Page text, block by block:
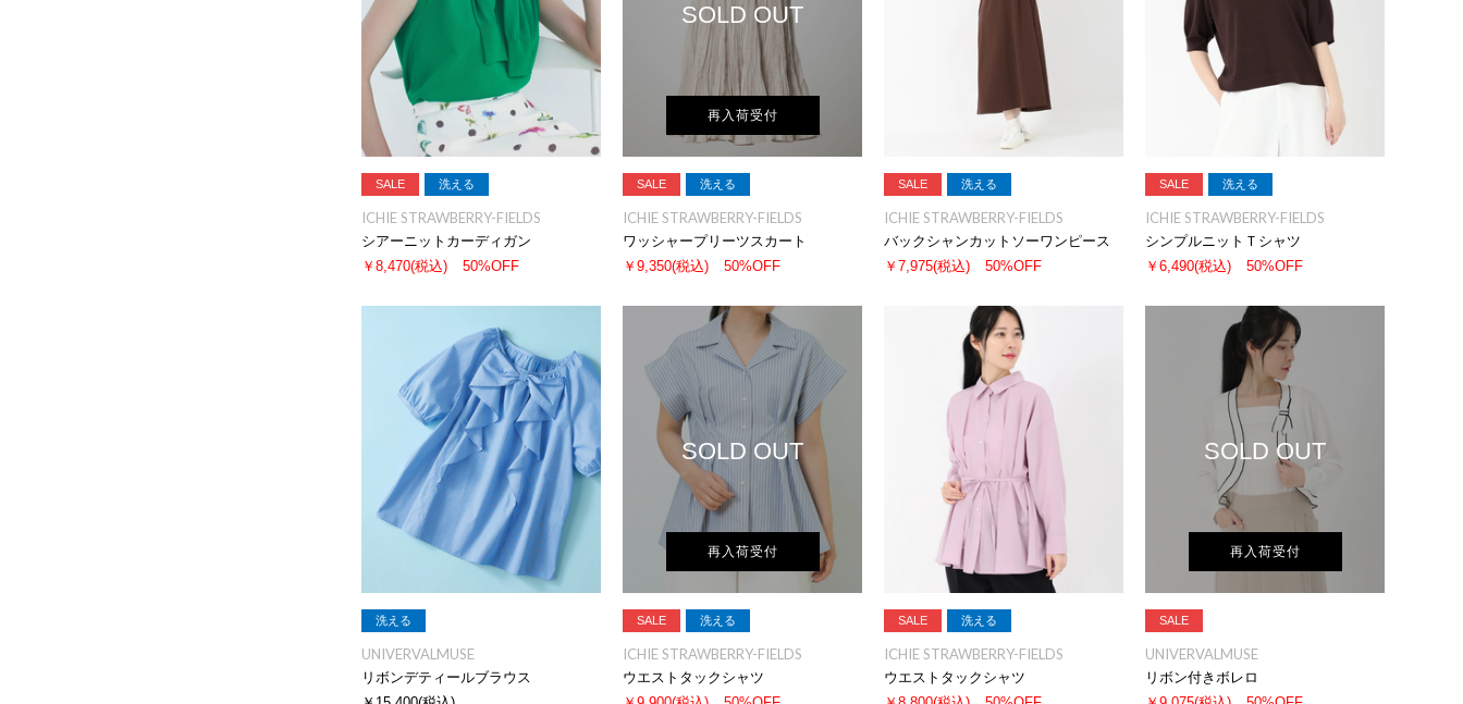
SALE 洗える
ICHIE STRAWBERRY-FIELDS
シアーニットカーディガン
￥8,470(税込) 50%OFF
SOLD OUT
再入荷受付
SALE 洗える
ICHIE STRAWBERRY-FIELDS
ワッシャープリーツスカート
￥9,350(税込) 50%OFF
SALE 洗える
ICHIE STRAWBERRY-FIELDS
バックシャンカットソーワンピース
￥7,975(税込) 50%OFF
SALE 洗える
ICHIE STRAWBERRY-FIELDS
シンプルニットＴシャツ
￥6,490(税込) 50%OFF
洗える
UNIVERVALMUSE
リボンデティールブラウス
SOLD OUT
再入荷受付
SALE 洗える
ICHIE STRAWBERRY-FIELDS
ウエストタックシャツ
SALE 洗える
ICHIE STRAWBERRY-FIELDS
ウエストタックシャツ
SOLD OUT
再入荷受付
SALE
UNIVERVALMUSE
リボン付きボレロ